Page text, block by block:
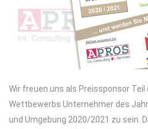
Wir freuen uns als Preissponsor Teil
Wettbewerbs Unternehmer des
und Umgebung 2020/2021 zu sein.